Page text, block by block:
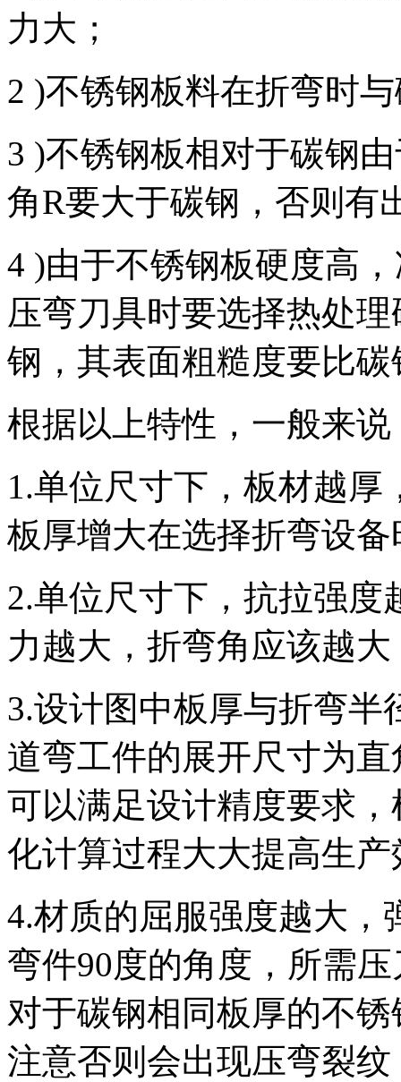
力大；
2 )不锈钢板料在折弯时
3 )不锈钢板相对于碳钢
角R要大于碳钢，否则有
4 )由于不锈钢板硬度高
压弯刀具时要选择热处
钢，其表面粗糙度要比
根据以上特性，一般来说
1.单位尺寸下，板材越
板厚增大在选择折弯设
2.单位尺寸下，抗拉强
力越大，折弯角应该越大
3.设计图中板厚与折弯
道弯工件的展开尺寸为
可以满足设计精度要求
化计算过程大大提高生产
4.材质的屈服强度越大，
弯件90度的角度，所需
对于碳钢相同板厚的不
注意否则会出现压弯裂